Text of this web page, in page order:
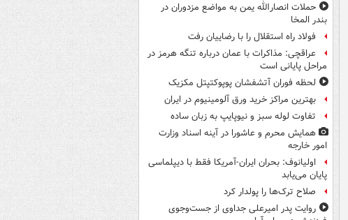
حملات انصارالله یمن به مواضع مزدوران در
بندر المخا
فولاد راه استقلال را با رضاییان رفت
عراقچی: مذاکرات با عمان درباره تنگه هرمز در
مراحل پایانی است
لحظه فوران آتشفشان پوپوکتپتل مکزیک
بهترین مراکز خرید ورق آلومینیوم در ایران
تفاوت لوله سبز و نیوپایپ به زبان ساده
همایش محرم و عاشورا در آینه اسناد وزارت
امور خارجه
اولیانوف: بحران ایران-آمریکا فقط با دیپلماسی
پایان می‌یابد
صلاح ترک‌ها را پولدار کرد
روایت پدر امیرعلی جداوی از جست‌وجوی